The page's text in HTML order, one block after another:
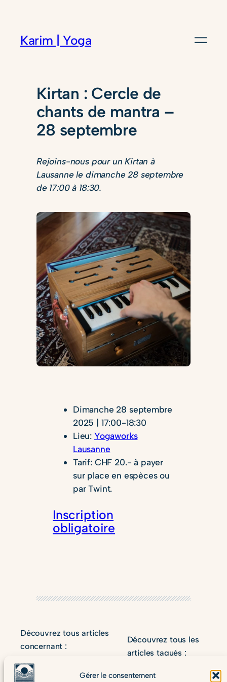
Gérer le consentement
Karim | Yoga
Kirtan : Cercle de
chants de mantra –
28 septembre
Rejoins-nous pour un Kirtan à
Lausanne le dimanche 28 septembre
de 17:00 à 18:30.
Dimanche 28 septembre
2025 | 17:00-18:30
Lieu: Yogaworks
Lausanne
Tarif: CHF 20.- à payer
sur place en espèces ou
par Twint.
Inscription
obligatoire
Découvrez tous articles
concernant :
old_events
Découvrez tous les
articles tagués :